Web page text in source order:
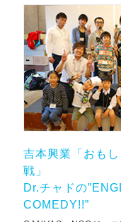
吉本興業「おも
戦」
Dr.チャドの
COMEDY!!”